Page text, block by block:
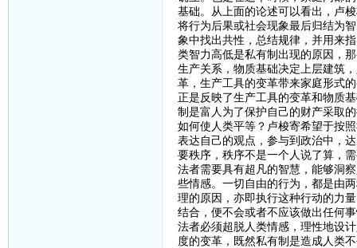
基础。从上面的论述可以看出，卢
将行为后果或社会现象最后归结为
象中找出共性，总结规律，并用来
类智力高低是私有制出现的原因，
生产关系，物质基础决定上层建筑
革，生产工具的变革带来家庭形式
正是反映了生产工具的变革和物质
制是富人为了保护自己的财产采取
如何使人类平等？卢梭寄希望于按
表达自己的观点，参与到政治中，
要秩序，秩序不是一个人说了算，
法者需要具有超凡的智慧，能够洞
些情感。一切自由的行为，都是由
理的原因，亦即执行这种行动的力
结合，便不会或者不应该做出任何
法者必须超脱人类情感，理性地设
度的变革，既然私有制是造成人类